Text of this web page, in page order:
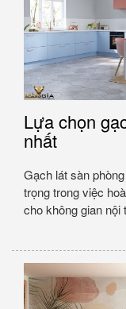
Lựa chọn
nhất
Gạch lát sàn
trọng trong việc
cho không gian nội